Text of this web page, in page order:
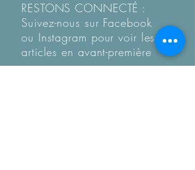
RESTONS CONNECTÉ :
Suivez-nous sur Facebook
ou Instagram pour voir les
articles en avant-première